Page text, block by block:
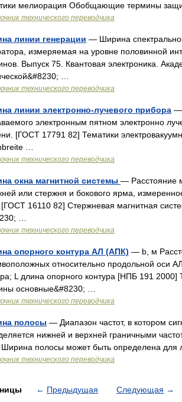
мелиорация Обобщающие термины
технического переводчика
линии генерации — Ширина
измеряемая на уровне половинной
Выпуск 75. Квантовая электроника.
…
технического переводчика
линии электронно-лучевого прибора —
электронным пятном электронно
[ГОСТ 17791 82] Тематики
…
технического переводчика
окна магнитной системы — Расстояние
или стержня и бокового ярма,
16110 82] Стержневая магнитная
…
технического переводчика
опорного контура АЛ (АПК) — b, м
относительно продольной оси
L длина опорного контура [НПБ 191
основные&#8230; …
технического переводчика
полосы — Диапазон частот, в котором
нижней и верхней граничными
полосы может быть определена для
технического переводчика
← Предыдущая Следующая →